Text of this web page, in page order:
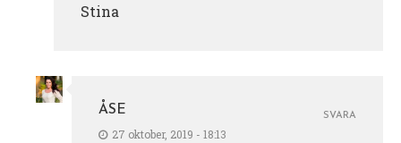
Stina
ÅSE
27 oktober, 2019 - 18:13
SVARA